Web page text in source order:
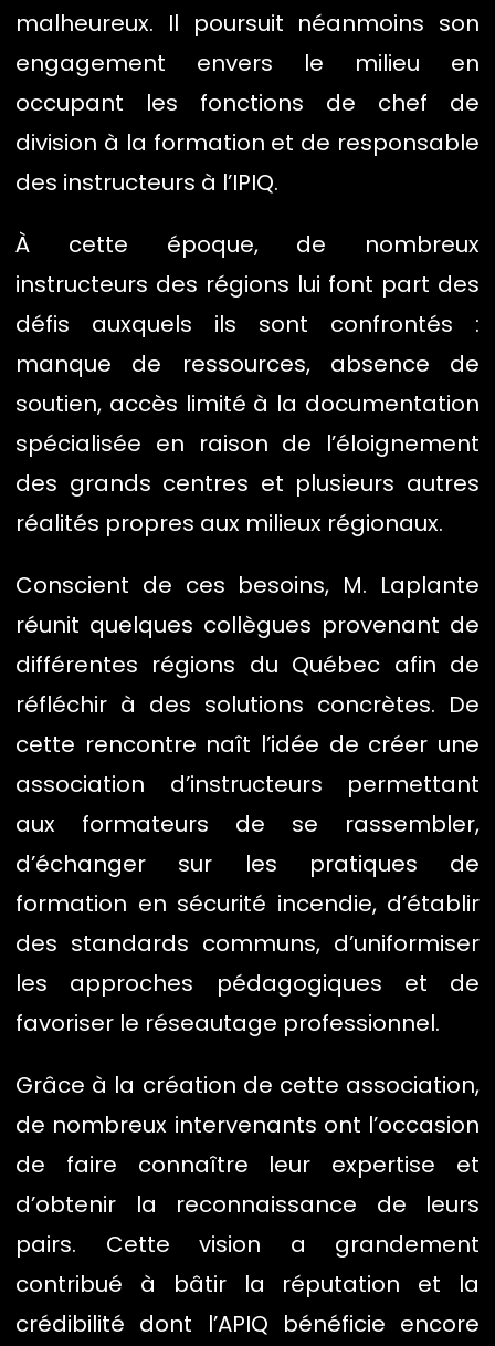
malheureux. Il poursuit néanmoins son
engagement envers le milieu en
occupant les fonctions de chef de
division à la formation et de responsable
des instructeurs à l’IPIQ.
À cette époque, de nombreux
instructeurs des régions lui font part des
défis auxquels ils sont confrontés :
manque de ressources, absence de
soutien, accès limité à la documentation
spécialisée en raison de l’éloignement
des grands centres et plusieurs autres
réalités propres aux milieux régionaux.
Conscient de ces besoins, M. Laplante
réunit quelques collègues provenant de
différentes régions du Québec afin de
réfléchir à des solutions concrètes. De
cette rencontre naît l’idée de créer une
association d’instructeurs permettant
aux formateurs de se rassembler,
d’échanger sur les pratiques de
formation en sécurité incendie, d’établir
des standards communs, d’uniformiser
les approches pédagogiques et de
favoriser le réseautage professionnel.
Grâce à la création de cette association,
de nombreux intervenants ont l’occasion
de faire connaître leur expertise et
d’obtenir la reconnaissance de leurs
pairs. Cette vision a grandement
contribué à bâtir la réputation et la
crédibilité dont l’APIQ bénéficie encore